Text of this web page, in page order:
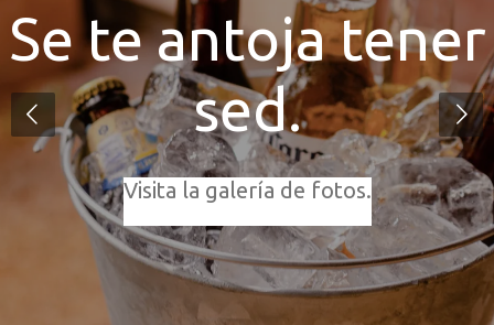
Se te antoja tener
sed.
Visita la galería de fotos.